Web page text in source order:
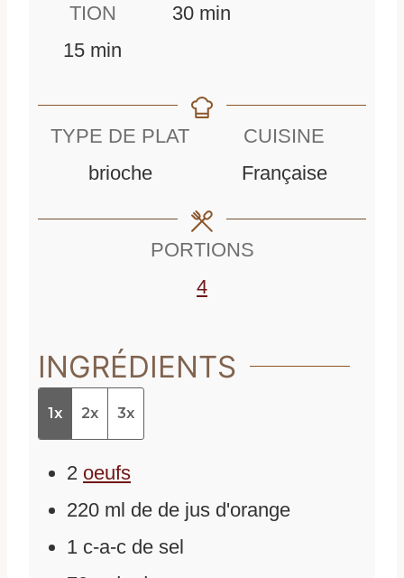
TION
15m
n
u
min
30m
u
s
min
t
e
TYPE DE PLAT
brioche
CUISINE
Française
PORTIONS
4
INGRÉDIENTS
1x 2x 3x
2 oeufs
220 ml de de jus d'orange
1 c-a-c de sel